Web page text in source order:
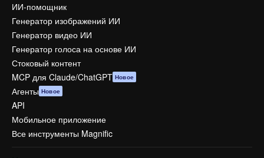
ИИ-помощник
Генератор изображений ИИ
Генератор видео ИИ
Генератор голоса на основе ИИ
Стоковый контент
MCP для Claude/ChatGPT Новое
Агенты Новое
API
Мобильное приложение
Все инструменты Magnific